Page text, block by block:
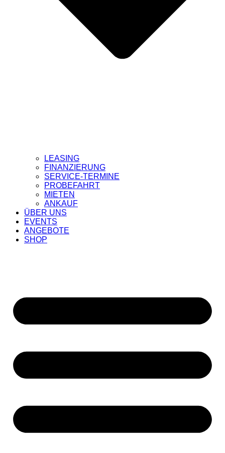
LEASING
FINANZIERUNG
SERVICE-TERMINE
PROBEFAHRT
MIETEN
ANKAUF
ÜBER UNS
EVENTS
ANGEBOTE
SHOP